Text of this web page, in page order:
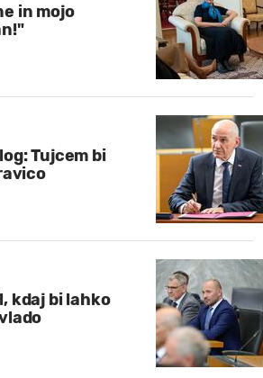
in mojo
Tujcem bi
kdaj bi lahko